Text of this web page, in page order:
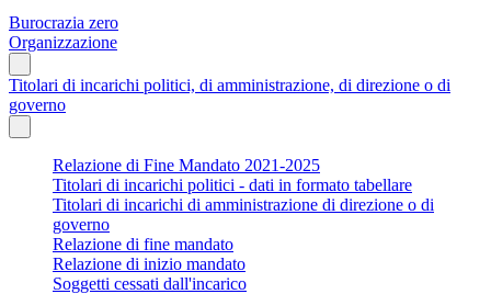
Burocrazia zero
Organizzazione
Titolari di incarichi politici, di amministrazione, di direzione o di
governo
Relazione di Fine Mandato 2021-2025
Titolari di incarichi politici - dati in formato tabellare
Titolari di incarichi di amministrazione di direzione o di
governo
Relazione di fine mandato
Relazione di inizio mandato
Soggetti cessati dall'incarico